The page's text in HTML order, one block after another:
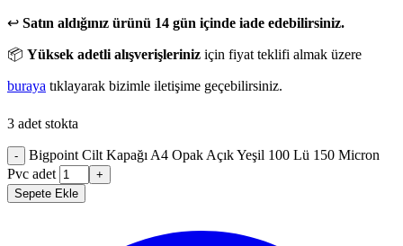
↩️ Satın aldığınız ürünü 14 gün içinde iade edebilirsiniz.
📦 Yüksek adetli alışverişleriniz için fiyat teklifi almak üzere
buraya tıklayarak bizimle iletişime geçebilirsiniz.
3 adet stokta
-
Bigpoint Cilt Kapağı A4 Opak Açık Yeşil 100 Lü 150 Micron
Pvc adet
+
Sepete Ekle